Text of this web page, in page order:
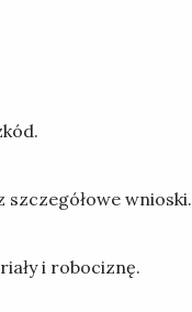
wnioski.
i robociznę.